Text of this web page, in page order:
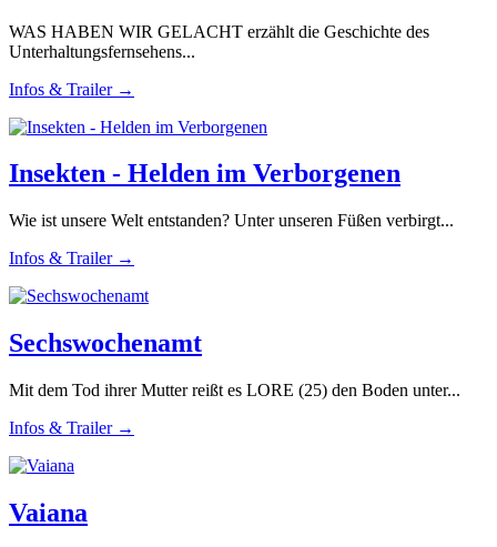
WAS HABEN WIR GELACHT erzählt die Geschichte des
Unterhaltungsfernsehens...
Infos & Trailer →
Insekten - Helden im Verborgenen
Wie ist unsere Welt entstanden? Unter unseren Füßen verbirgt...
Infos & Trailer →
Sechswochenamt
Mit dem Tod ihrer Mutter reißt es LORE (25) den Boden unter...
Infos & Trailer →
Vaiana